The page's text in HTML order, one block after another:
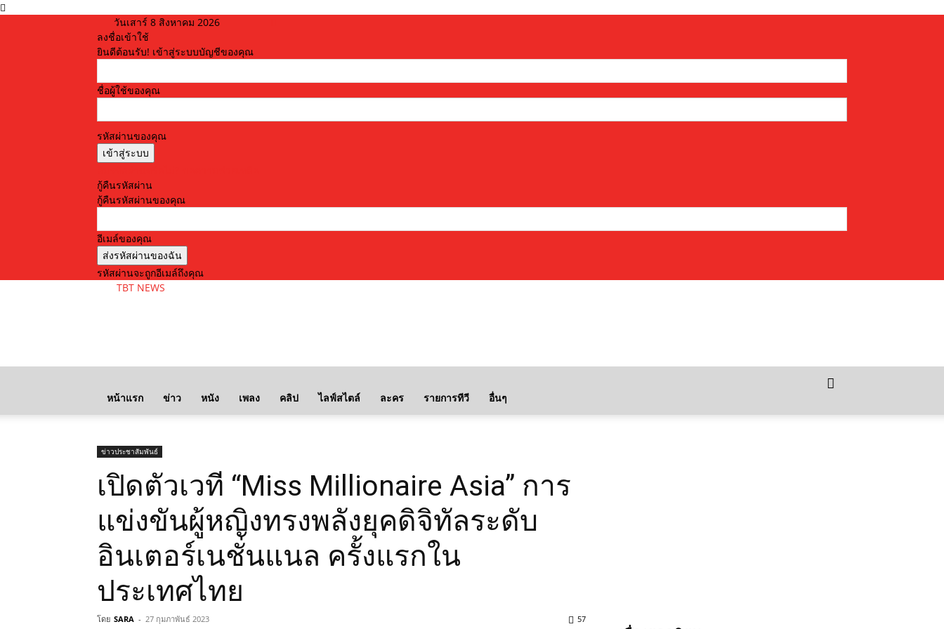
วันเสาร์ 8 สิงหาคม 2026
ลงชื่อเข้าใช้
ยินดีต้อนรับ! เข้าสู่ระบบบัญชีของคุณ
ชื่อผู้ใช้ของคุณ
รหัสผ่านของคุณ
กู้คืนรหัสผ่าน
กู้คืนรหัสผ่านของคุณ
อีเมล์ของคุณ
รหัสผ่านจะถูกอีเมล์ถึงคุณ
TBT NEWS
หน้าแรก ข่าว หนัง เพลง คลิป ไลฟ์สไตล์ ละคร รายการทีวี อื่นๆ
ข่าวประชาสัมพันธ์
เปิดตัวเวที “Miss Millionaire Asia” การ
แข่งขันผู้หญิงทรงพลังยุคดิจิทัลระดับ
อินเตอร์เนชั่นแนล ครั้งแรกใน
ประเทศไทย
โดย SARA - 27 กุมภาพันธ์ 2023 57